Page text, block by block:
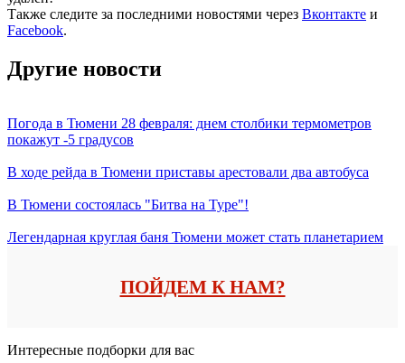
Также следите за последними новостями через Вконтакте и
Facebook.
Другие новости
Погода в Тюмени 28 февраля: днем столбики термометров
покажут -5 градусов
В ходе рейда в Тюмени приставы арестовали два автобуса
В Тюмени состоялась "Битва на Туре"!
Легендарная круглая баня Тюмени может стать планетарием
ПОЙДЕМ К НАМ?
Интересные подборки для вас